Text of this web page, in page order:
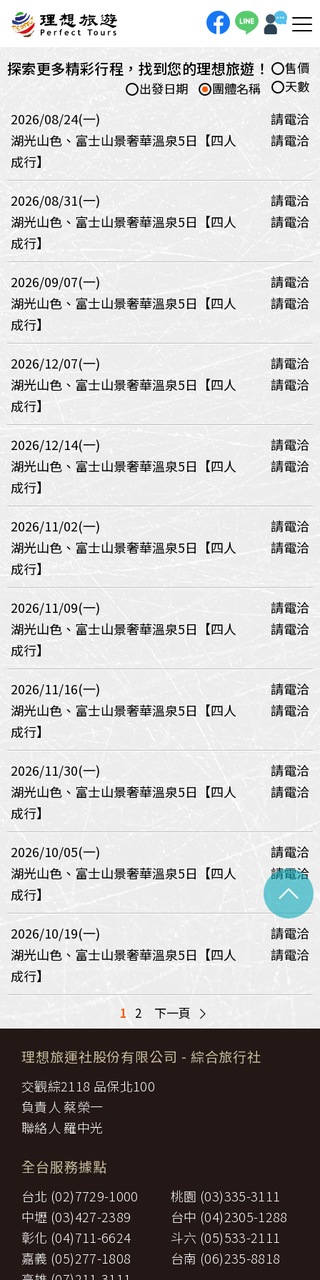
探索更多精彩行程，找到您的理想旅遊！
售價
天數
團體名稱
出發日期
2026/08/24(一)
請電洽
湖光山色、富士山景奢華溫泉5日【四人
成行】
請電洽
2026/08/31(一)
請電洽
湖光山色、富士山景奢華溫泉5日【四人
成行】
請電洽
2026/09/07(一)
請電洽
湖光山色、富士山景奢華溫泉5日【四人
成行】
請電洽
2026/12/07(一)
請電洽
湖光山色、富士山景奢華溫泉5日【四人
成行】
請電洽
2026/12/14(一)
請電洽
湖光山色、富士山景奢華溫泉5日【四人
成行】
請電洽
2026/11/02(一)
請電洽
湖光山色、富士山景奢華溫泉5日【四人
成行】
請電洽
2026/11/09(一)
請電洽
湖光山色、富士山景奢華溫泉5日【四人
成行】
請電洽
2026/11/16(一)
請電洽
湖光山色、富士山景奢華溫泉5日【四人
成行】
請電洽
2026/11/30(一)
請電洽
湖光山色、富士山景奢華溫泉5日【四人
成行】
請電洽
2026/10/05(一)
請電洽
湖光山色、富士山景奢華溫泉5日【四人
成行】
請電洽
2026/10/19(一)
請電洽
湖光山色、富士山景奢華溫泉5日【四人
成行】
請電洽
1 2 下一頁 >
理想旅運社股份有限公司 - 綜合旅行社
交觀綜2118 品保北100
負責人 蔡榮一
聯絡人 羅中光
全台服務據點
台北 (02)7729-1000
桃園 (03)335-3111
中壢 (03)427-2389
台中 (04)2305-1288
彰化 (04)711-6624
斗六 (05)533-2111
嘉義 (05)277-1808
台南 (06)235-8818
^